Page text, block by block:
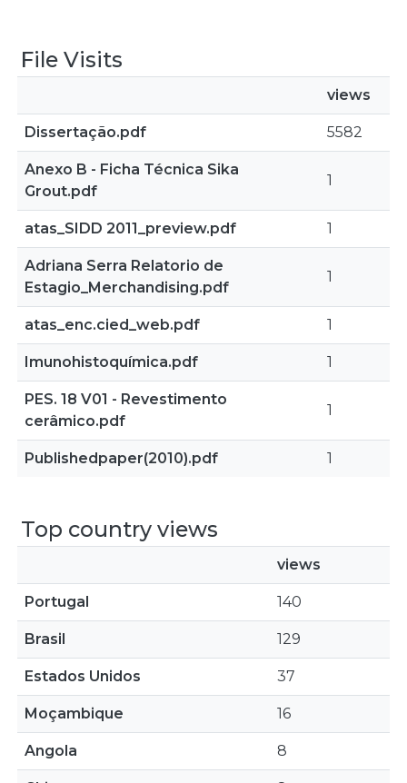
File Visits
views
Dissertação.pdf 5582
Anexo B - Ficha Técnica Sika
Grout.pdf
1
atas_SIDD 2011_preview.pdf 1
Adriana Serra Relatorio de
Estagio_Merchandising.pdf
1
atas_enc.cied_web.pdf 1
Imunohistoquímica.pdf 1
PES. 18 V01 - Revestimento
cerâmico.pdf
1
Publishedpaper(2010).pdf 1
Top country views
views
Portugal 140
Brasil 129
Estados Unidos 37
Moçambique 16
Angola 8